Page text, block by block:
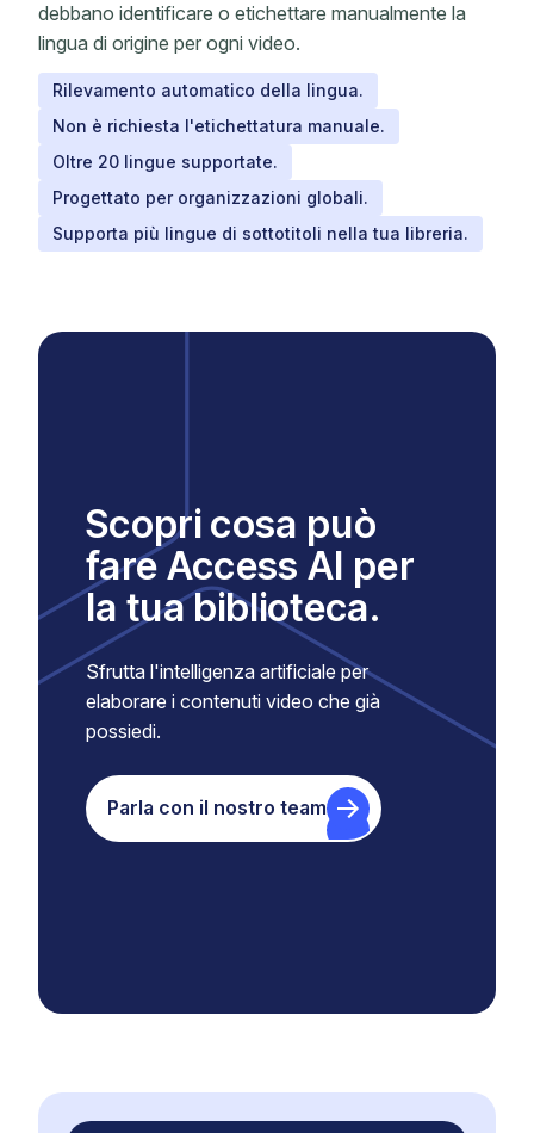
debbano identificare o etichettare manualmente la
lingua di origine per ogni video.
Rilevamento automatico della lingua.
Non è richiesta l'etichettatura manuale.
Oltre 20 lingue supportate.
Progettato per organizzazioni globali.
Supporta più lingue di sottotitoli nella tua libreria.
Scopri cosa può
fare Access AI per
la tua biblioteca.
Sfrutta l'intelligenza artificiale per
elaborare i contenuti video che già
possiedi.
Parla con il nostro team